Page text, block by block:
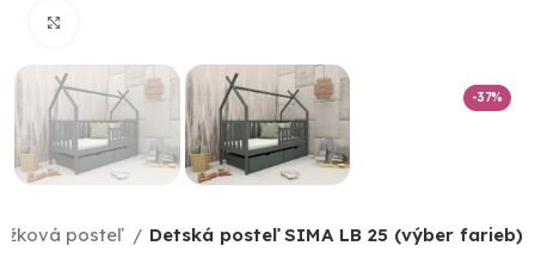
-37%
posteľ Detská posteľ SIMA LB 25 (výber farieb)